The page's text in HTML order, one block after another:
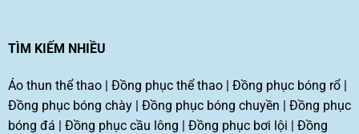
TÌM KIẾM NHIỀU
Áo thun thể thao| Đồng phục thể thao| Đồng phục bóng rổ|
Đồng phục bóng chày| Đồng phục bóng chuyền | Đồng phục
bóng đá | Đồng phục cầu lông | Đồng phục bơi lội | Đồng